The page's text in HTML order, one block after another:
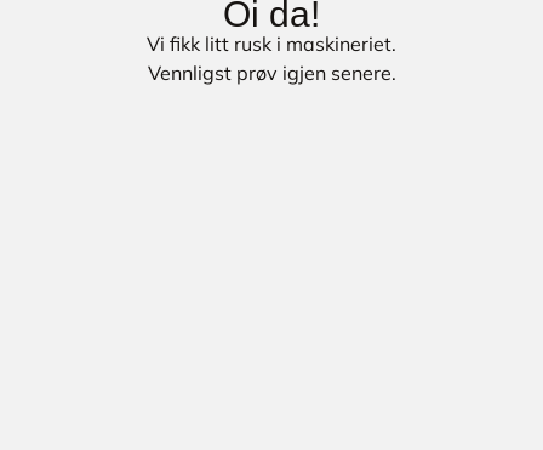
Oi da!
Vi fikk litt rusk i maskineriet.
Vennligst prøv igjen senere.